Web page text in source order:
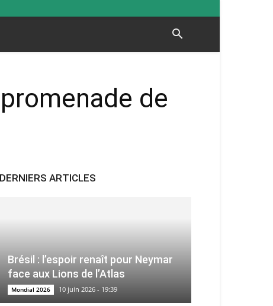
de
DERNIERS ARTICLES
Brésil : l’espoir renaît pour Neymar
face aux Lions de l’Atlas
Mondial 2026 10 juin 2026 - 19:39